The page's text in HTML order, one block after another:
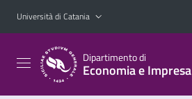
Vai al contenuto principale
Vai al menu di navigazione
Università di Catania
Dipartimento di
Economia e Impresa